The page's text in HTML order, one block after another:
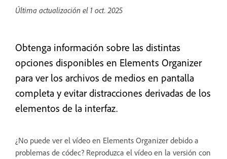
Última actualización el 1 oct. 2025
Obtenga información sobre las distintas
opciones disponibles en Elements Organizer
para ver los archivos de medios en pantalla
completa y evitar distracciones derivadas de los
elementos de la interfaz.
¿No puede ver el vídeo en Elements Organizer debido a
problemas de códec? Reproduzca el vídeo en la versión con